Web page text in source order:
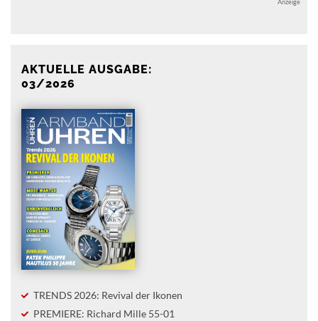
Anzeige
AKTUELLE AUSGABE:
03/2026
TRENDS 2026: Revival der Ikonen
PREMIERE: Richard Mille 55-01